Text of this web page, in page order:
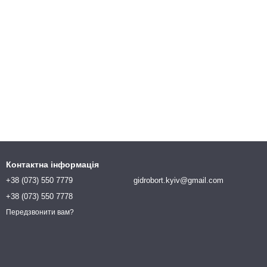
Контактна інформація
+38 (073) 550 7779
+38 (073) 550 7778
Передзвонити вам?
gidrobort.kyiv@gmail.com